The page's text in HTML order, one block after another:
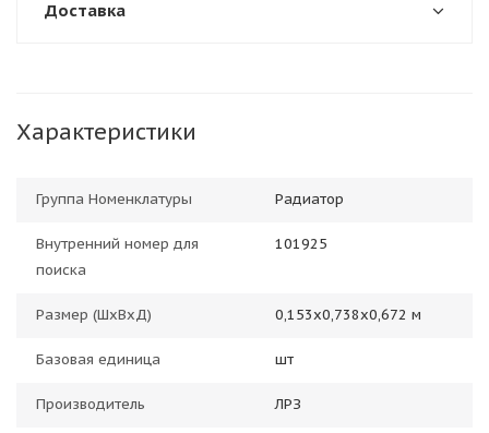
Доставка
Характеристики
Группа Номенклатуры Радиатор
Внутренний номер для
поиска
101925
Размер (ШхВхД) 0,153х0,738х0,672 м
Базовая единица шт
Производитель ЛРЗ